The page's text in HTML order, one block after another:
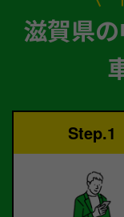
滋賀県
Step.1